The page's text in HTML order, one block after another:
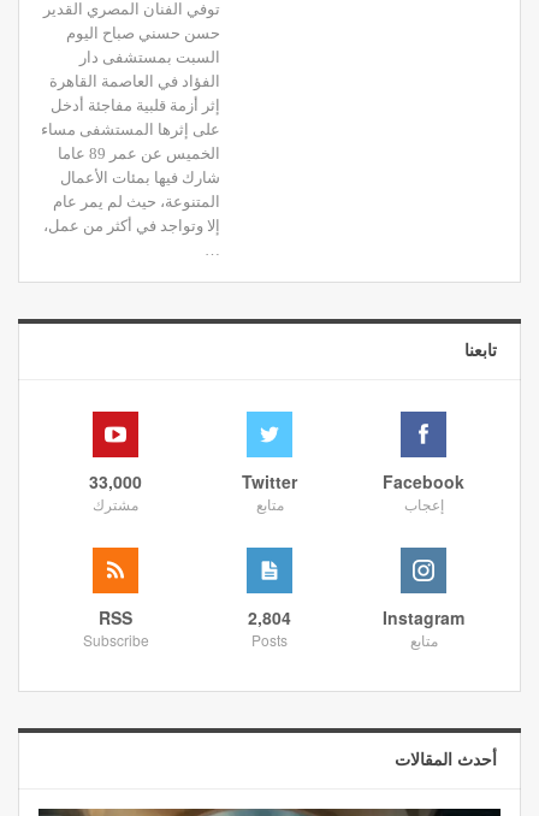
توفي الفنان المصري القدير
حسن حسني صباح اليوم
السبت بمستشفى دار
الفؤاد في العاصمة القاهرة
إثر أزمة قلبية مفاجئة أدخل
على إثرها المستشفى مساء
الخميس عن عمر 89 عاما
شارك فيها بمئات الأعمال
المتنوعة، حيث لم يمر عام
إلا وتواجد في أكثر من عمل،
…
تابعنا
Facebook
إعجاب
Twitter
متابع
33,000
مشترك
Instagram
متابع
2,804
Posts
RSS
Subscribe
أحدث المقالات